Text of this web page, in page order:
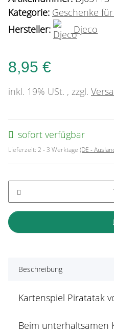
Kategorie: Geschenke
Hersteller:
Djeco
8,95 €
inkl. 19% USt. , zzgl.
sofort verfügbar
Lieferzeit: 2 - 3 Werktage (DE -
Beschreibung
Kartenspiel Piratatak
Beim unterhaltsamen